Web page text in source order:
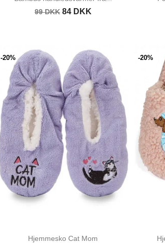
99 DKK 84 DKK
Hjemmesko Cat Mom
-20% -20%